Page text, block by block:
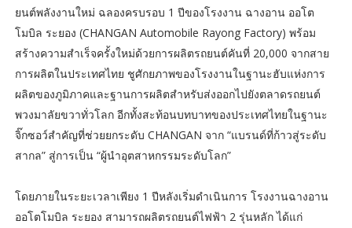
ยนต์พลังงานใหม่ ฉลองครบรอบ 1 ปีของโรงงาน ฉางอาน ออโต
โมบิล ระยอง (CHANGAN Automobile Rayong Factory) พร้อม
สร้างความสำเร็จครั้งใหม่ด้วยการผลิตรถยนต์คันที่ 20,000 จากสาย
การผลิตในประเทศไทย ชูศักยภาพของโรงงานในฐานะฮับแห่งการ
ผลิตของภูมิภาคและฐานการผลิตสำหรับส่งออกไปยังตลาดรถยนต์
พวงมาลัยขวาทั่วโลก อีกทั้งสะท้อนบทบาทของประเทศไทยในฐานะ
จิ๊กซอว์สำคัญที่ช่วยยกระดับ CHANGAN จาก “แบรนด์ที่ก้าวสู่ระดับ
สากล” สู่การเป็น “ผู้นำอุตสาหกรรมระดับโลก”
โดยภายในระยะเวลาเพียง 1 ปีหลังเริ่มดำเนินการ โรงงานฉางอาน
ออโตโมบิล ระยอง สามารถผลิตรถยนต์ไฟฟ้า 2 รุ่นหลัก ได้แก่